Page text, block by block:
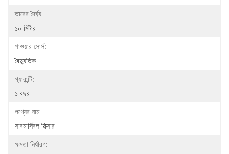
তারের দৈর্ঘ্য:
১০ মিটার
পাওয়ার সোর্স:
বৈদ্যুতিক
গ্যারান্টি:
১ বছর
পণ্যের নাম:
সাবমার্সিবল মিক্সার
ক্ষমতা নির্ধারণ: